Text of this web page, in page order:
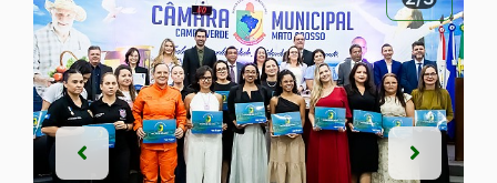
Anterior
Anterior Próxima